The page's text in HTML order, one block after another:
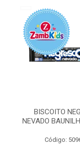
BISCOITO
NEVADO
Código: